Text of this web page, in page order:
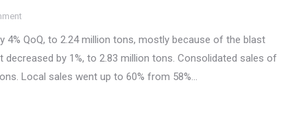
4% QoQ, to 2.24 million tons, mostly because of the blast
decreased by 1%, to 2.83 million tons. Consolidated sales of
Local sales went up to 60% from 58%…